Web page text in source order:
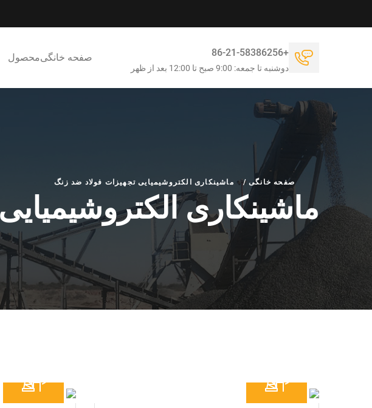
صفحه خانگیمحصول +86-21-58386256
دوشنبه تا جمعه: 9:00 صبح تا 12:00 بعد از ظهر
صفحه خانگی / ماشینکاری الکتروشیمیایی تجهیزات فولاد ضد زنگ
ماشینکاری